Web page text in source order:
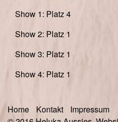
Show 1: Platz 4
Show 2: Platz 1
Show 3: Platz 1
Show 4: Platz 1
Home Kontakt
Impressum